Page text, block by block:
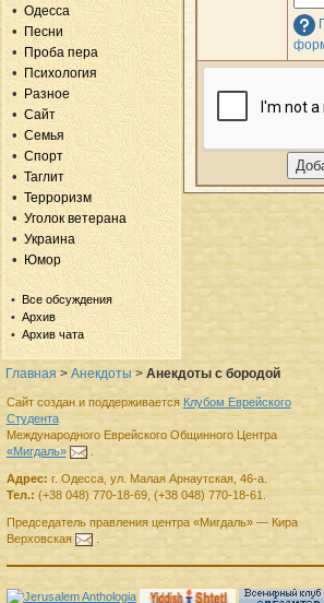
Одесса
Песни
Проба пера
Психология
Разное
Сайт
Семья
Спорт
Таглит
Терроризм
Уголок ветерана
Украина
Юмор
Все обсуждения
Архив
Архив чата
Главная > Анекдоты > Анекдоты с бородой
Сайт создан и поддерживается Клубом Еврейского
Студента
Международного Еврейского Общинного Центра
«Мигдаль»
.
Адрес: г. Одесса, ул. Малая Арнаутская, 46-а.
Тел.: (+38 048) 770-18-69, (+38 048) 770-18-61
Председатель правленияцентра «Мигдаль»— Кира
Верховская
.